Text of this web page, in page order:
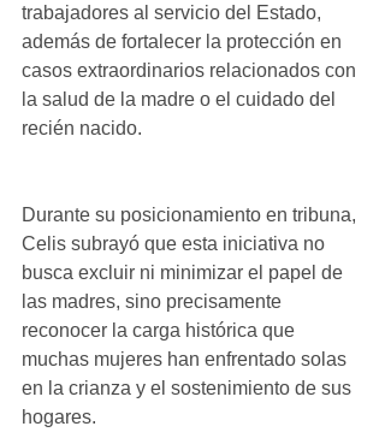
trabajadores al servicio del Estado,
además de fortalecer la protección en
casos extraordinarios relacionados con
la salud de la madre o el cuidado del
recién nacido.
Durante su posicionamiento en tribuna,
Celis subrayó que esta iniciativa no
busca excluir ni minimizar el papel de
las madres, sino precisamente
reconocer la carga histórica que
muchas mujeres han enfrentado solas
en la crianza y el sostenimiento de sus
hogares.